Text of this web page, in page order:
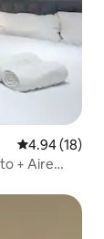
Calificación
4.94 (18)
+ Aire